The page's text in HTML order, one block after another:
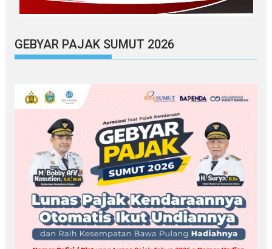
GEBYAR PAJAK SUMUT 2026